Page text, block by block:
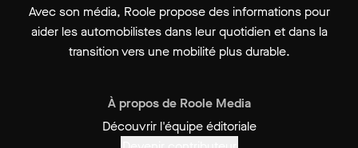
Avec son média, Roole propose des informations pour
aider les automobilistes dans leur quotidien et dans la
transition vers une mobilité plus durable.
À propos de Roole Media
Découvrir l'équipe éditoriale